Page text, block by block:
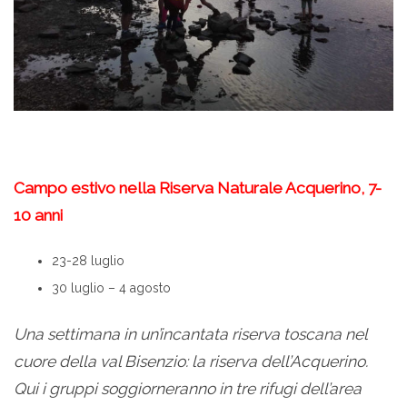
Campo estivo nella Riserva Naturale Acquerino, 7-
10 anni
23-28 luglio
30 luglio – 4 agosto
Una settimana in un’incantata riserva toscana nel
cuore della val Bisenzio: la riserva dell’Acquerino.
Qui i gruppi soggiorneranno in tre rifugi dell’area